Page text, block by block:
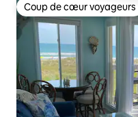
Coup de cœur voyageurs
Coup de cœur voyageurs